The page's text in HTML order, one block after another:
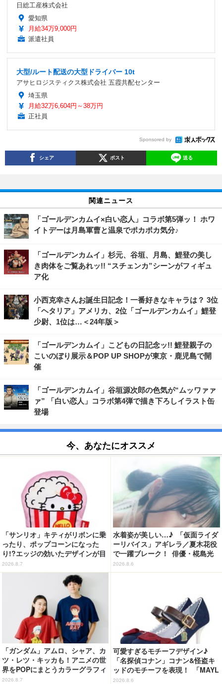
日総工産株式会社
愛知県
月給34万9,000円
派遣社員
大型/ルート配送の大型ドライバー 10t
アサヒロジスティクス株式会社 五霞共配センター
埼玉県
月給32万6,604円～38万円
正社員
Sponsored by
シェア ポスト 送る
関連ニュース
「ゴールデンカムイ×白い恋人」コラボ第5弾ッ！ ホワ
イトデーは月島軍曹と温泉でポカポカ気分♪
「ゴールデンカムイ」杉元、谷垣、月島、鯉登の美し
き肉体をご覧あれッ!! “スチェンカ”シーンがフィギュ
ア化
小西克幸さんお誕生日記念！一番好きなキャラは？ 3位
「ヘタリア」アメリカ、2位「ゴールデンカムイ」鯉登
少尉、1位は…＜24年版＞
「ゴールデンカムイ」こどもの日記念ッ!! 鯉登親子の
こいのぼり展示＆POP UP SHOPが東京・鹿児島で開
催
「ゴールデンカムイ」谷垣源次郎の色気が“ムッワァァ
ァ” 「白い恋人」コラボ第4弾で描き下ろしイラスト缶
登場
今、あなたにオススメ
「サンリオ」キティがリボンに乗
ったり、ポップコーンになった
り!?エッジの効いたデザインが目
を引く♪ トートバッグやポーチが
登場
2026.8.7
水着姿が美しい…♪ 「仮面ライダ
ーリバイス」アギレラ／夏木花役
で一躍ブレーク！ 俳優・椛島光
の2nd写真集が予約開始
2026.8.6
「ガンダム」アムロ、シャア、カ
ツ・レツ・キッカも！アニメの世
界をPOPにまとうカラーグラフィ
ックTシャツが新登場
2026.8.7
可愛すぎるモチーフデザイン♪
「名探偵コナン」コナン&怪盗キ
ッドのモチーフを表現！ 「MAYL
A」パンプスがセール実施中【3
2026.8.6